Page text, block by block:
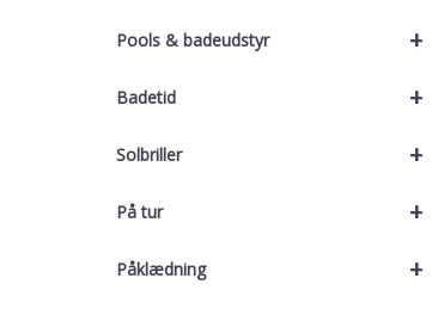
+
Pools & badeudstyr
+
Badetid
+
Solbriller
+
På tur
+
Påklædning